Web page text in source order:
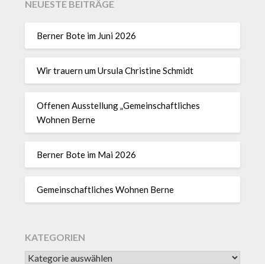
NEUESTE BEITRÄGE
Berner Bote im Juni 2026
Wir trauern um Ursula Christine Schmidt
Offenen Ausstellung „Gemeinschaftliches
Wohnen Berne
Berner Bote im Mai 2026
Gemeinschaftliches Wohnen Berne
KATEGORIEN